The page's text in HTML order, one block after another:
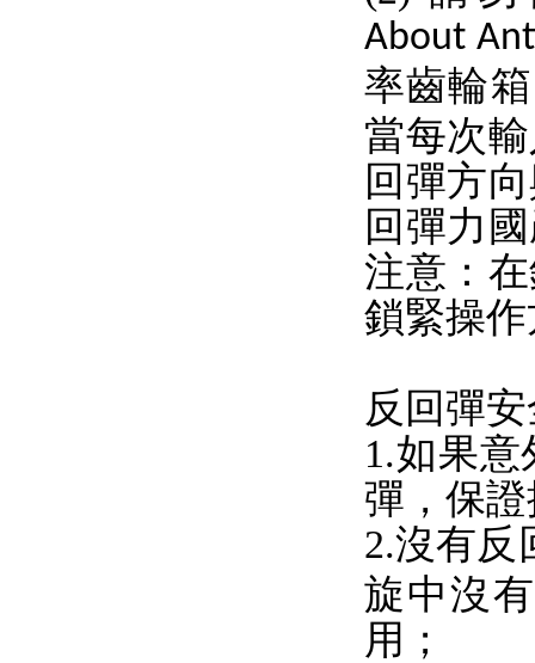
About
率齒輪
當每次
回彈方
回彈力
注意：
鎖緊操
反回彈
1.如果
彈，保
2.沒有反
旋中沒
用；